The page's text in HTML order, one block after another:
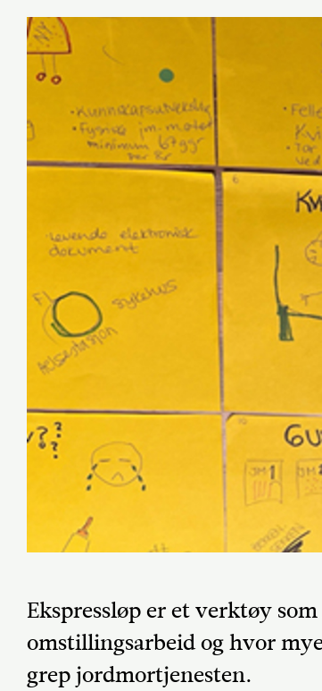
Ekspressløp er et verktøy
omstillingsarbeid og hvor
grep jordmortjenesten.